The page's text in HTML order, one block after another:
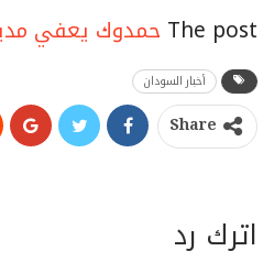
The post حمدوك يعفي
أخبار السودان
Share
اترك رد